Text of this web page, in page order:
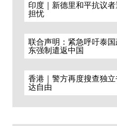
印度｜新德里和平抗议
担忧
联合声明：紧急呼吁泰
东强制遣返中国
香港｜警方再度搜查独
达自由